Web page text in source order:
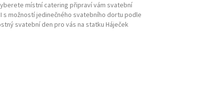
místnícatering připraví vám svatební
možností jedinečného svatebního dortu podle
svatební den pro vás na statku Háječek